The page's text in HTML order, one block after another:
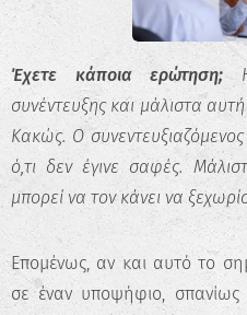
Έχετε κάποια ερώτηση;
συνέντευξης και μάλιστα
Κακώς. Ο
ό,τι δεν έγινε σαφές.
μπορεί να τον κάνει να
Επομένως, αν και αυτό το
σε έναν υποψήφιο, σπανίως